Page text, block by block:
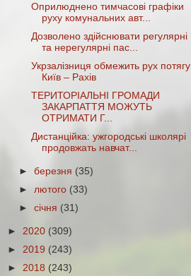
Оприлюднено тимчасові графіки
руху комунальних авт...
Дозволено здійснювати регулярні
та нерегулярні пас...
Укрзалізниця обмежить рух потягу
Київ – Рахів
ТЕРИТОРІАЛЬНІ ГРОМАДИ
ЗАКАРПАТТЯ МОЖУТЬ
ОТРИМАТИ Г...
Дистанційка: ужгородські школярі
продовжать навчат...
►березня (35)
►лютого (33)
►січня (31)
► 2020 (309)
► 2019 (243)
► 2018 (243)